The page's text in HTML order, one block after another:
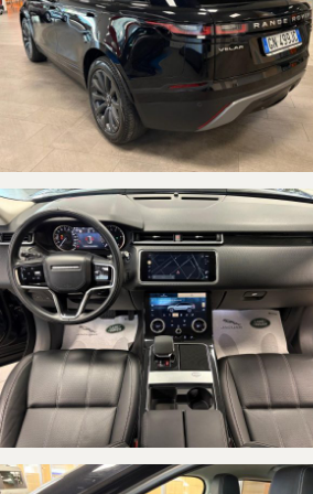
-CLIMATIZZATORE AUTOMATICO BI-ZONA
-SEDILI IN PELLE
-SEDILI ANTERIORI CON REGOLAZIONI
-PORTELLONE POSTERIORE CON
-SOSPENSIONI PNEUMATICHE
-SOSPENSIONI ADATTIVE
-GANCIO DI TRAINO REMOVIBILE
-KEY LESS ENTRY (APERTURA/CHIUSURA
-POWER BUTTON (ACCENSIONE VETTURA
-CERCHI IN LEGA 20"
-PNEUMATICI ALL SEASON
-RUOTINO DI SCORTA
-VETRI POSTERIORI OSCURATI
-SENSORI DI PARCHEGGIO ANTERIORI
-SENSORI DI PARCHEGGIO POSTERIORI
-TELECAMERA POSTERIORE
-FARI A LED PREMIUM
-LUCI DIURNE A LED
-ACCENSIONE AUTOMATICA FARI
-SENSORE PIOGGIA
-BRACCIOLO